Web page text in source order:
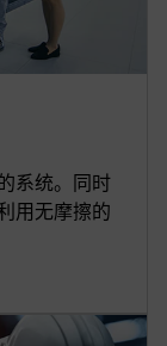
系统。同时
用无摩擦的